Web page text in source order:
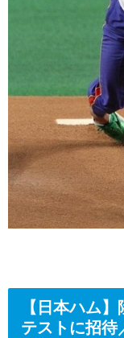
【日本ハム
テストに招待